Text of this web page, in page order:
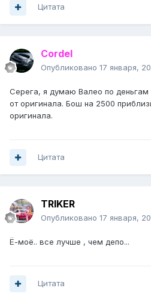
Цитата
Cordel
Опубликовано 17 января,
Серега, я думаю Валео по деньгам
от оригинала. Бош на 2500
оригинала.
Цитата
TRIKER
Опубликовано 17 января,
Ё-моё.. все лучше , чем депо...
Цитата